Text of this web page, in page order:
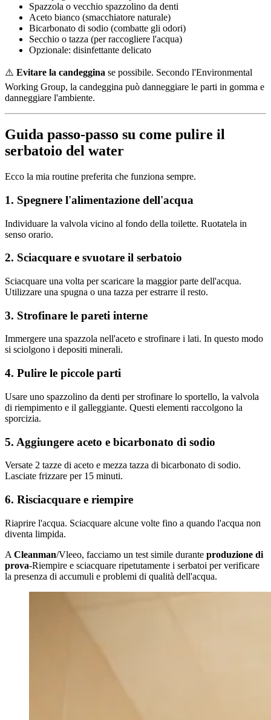
Spazzola o vecchio spazzolino da denti
Aceto bianco (smacchiatore naturale)
Bicarbonato di sodio (combatte gli odori)
Secchio o tazza (per raccogliere l'acqua)
Opzionale: disinfettante delicato
⚠️ Evitare la candeggina se possibile. Secondo l'Environmental
Working Group, la candeggina può danneggiare le parti in gomma e
danneggiare l'ambiente.
Guida passo-passo su come pulire il
serbatoio del water
Ecco la mia routine preferita che funziona sempre.
1. Spegnere l'alimentazione dell'acqua
Individuare la valvola vicino al fondo della toilette. Ruotatela in
senso orario.
2. Sciacquare e svuotare il serbatoio
Sciacquare una volta per scaricare la maggior parte dell'acqua.
Utilizzare una spugna o una tazza per estrarre il resto.
3. Strofinare le pareti interne
Immergere una spazzola nell'aceto e strofinare i lati. In questo modo
si sciolgono i depositi minerali.
4. Pulire le piccole parti
Usare uno spazzolino da denti per strofinare lo sportello, la valvola
di riempimento e il galleggiante. Questi elementi raccolgono la
sporcizia.
5. Aggiungere aceto e bicarbonato di sodio
Versate 2 tazze di aceto e mezza tazza di bicarbonato di sodio.
Lasciate frizzare per 15 minuti.
6. Risciacquare e riempire
Riaprire l'acqua. Sciacquare alcune volte fino a quando l'acqua non
diventa limpida.
A Cleanman/Vleeo, facciamo un test simile durante produzione di
prova-Riempire e sciacquare ripetutamente i serbatoi per verificare
la presenza di accumuli e problemi di qualità dell'acqua.